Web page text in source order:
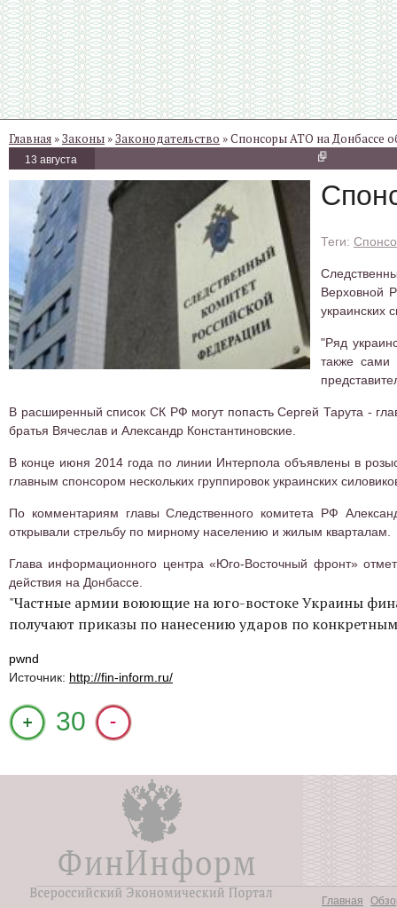
Главная »Законы »Законодательство » Спонсоры АТО на Донбассе
13 августа
Верховной
украинских
"Ряд
также сами
В расширенный список СК РФ могут попасть Сергей Тарута -
братья Вячеслав и Александр Константиновские.
В конце июня 2014 года по линии Интерпола объявлены в
главным спонсором нескольких группировок украинских
По комментариям главы Следственного комитета РФ
открывали стрельбу по мирному населению и жилым кварталам.
Глава информационного центра «Юго-Восточный фронт»
действия на Донбассе.
"Частные армии воюющие на юго-востоке Украины
получают приказы по нанесению ударов по
pwnd
Источник: http://fin-inform.ru/
+1
30
Главная